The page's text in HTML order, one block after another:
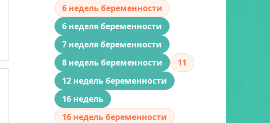
6 недель беременности
6 неделя беременности
7 неделя беременности
8 недель беременности
11
12 недель беременности
16 недель
16 недель беременности